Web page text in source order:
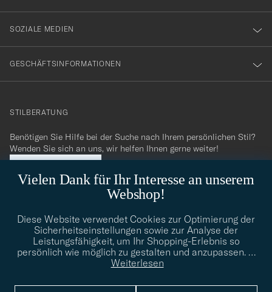
Vielen Dank für Ihr Interesse an unserem
Webshop!
Diese Website verwendet Cookies zur Optimierung der
Sicherheitseinstellungen sowie zur Analyse der
Leistungsfähigkeit, um Ihr Shopping-Erlebnis so
persönlich wie möglich zu gestalten und anzupassen. …
Weiterlesen
SOZIALE MEDIEN
GESCHÄFTSINFORMATIONEN
STILBERATUNG
Benötigen Sie Hilfe bei der Suche nach Ihrem persönlichen Stil?
Wenden Sie sich an uns, wir helfen Ihnen gerne weiter!
Care of Carl